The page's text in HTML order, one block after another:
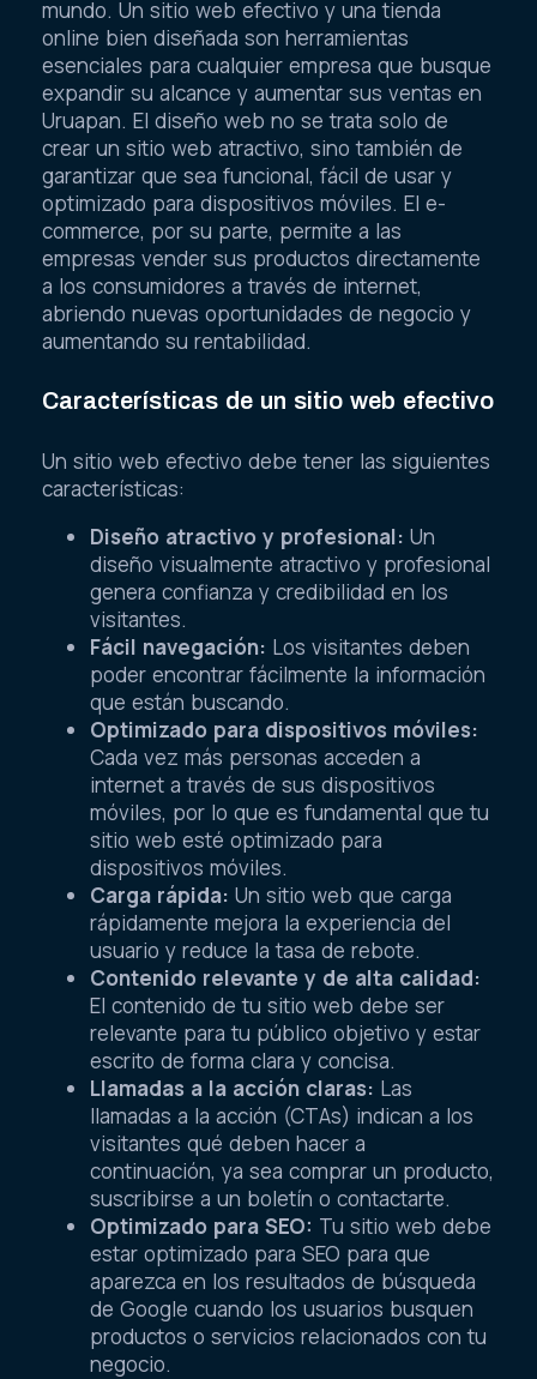
mundo. Un sitio web efectivo y una tienda
online bien diseñada son herramientas
esenciales para cualquier empresa que busque
expandir su alcance y aumentar sus ventas en
Uruapan. El diseño web no se trata solo de
crear un sitio web atractivo, sino también de
garantizar que sea funcional, fácil de usar y
optimizado para dispositivos móviles. El e-
commerce, por su parte, permite a las
empresas vender sus productos directamente
a los consumidores a través de internet,
abriendo nuevas oportunidades de negocio y
aumentando su rentabilidad.
Características de un sitio web efectivo
Un sitio web efectivo debe tener las siguientes
características:
Diseño atractivo y profesional: Un
diseño visualmente atractivo y profesional
genera confianza y credibilidad en los
visitantes.
Fácil navegación: Los visitantes deben
poder encontrar fácilmente la información
que están buscando.
Optimizado para dispositivos móviles:
Cada vez más personas acceden a
internet a través de sus dispositivos
móviles, por lo que es fundamental que tu
sitio web esté optimizado para
dispositivos móviles.
Carga rápida: Un sitio web que carga
rápidamente mejora la experiencia del
usuario y reduce la tasa de rebote.
Contenido relevante y de alta calidad:
El contenido de tu sitio web debe ser
relevante para tu público objetivo y estar
escrito de forma clara y concisa.
Llamadas a la acción claras: Las
llamadas a la acción (CTAs) indican a los
visitantes qué deben hacer a
continuación, ya sea comprar un producto,
suscribirse a un boletín o contactarte.
Optimizado para SEO: Tu sitio web debe
estar optimizado para SEO para que
aparezca en los resultados de búsqueda
de Google cuando los usuarios busquen
productos o servicios relacionados con tu
negocio.